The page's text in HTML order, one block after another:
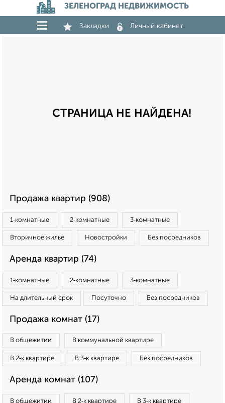
ЗЕЛЕНОГРАД НЕДВИЖИМОСТЬ
Закладки Личный кабинет
СТРАНИЦА НЕ НАЙДЕНА!
Продажа квартир (908)
1‑комнатные 2‑комнатные 3‑комнатные
Вторичное жилье Новостройки Без посредников
Аренда квартир (74)
1‑комнатные 2‑комнатные 3‑комнатные
На длительный срок Посуточно Без посредников
Продажа комнат (17)
В общежитии В коммунальной квартире
В 2‑к квартире В 3‑к квартире Без посредников
Аренда комнат (107)
В общежитии В 2‑к квартире В 3‑к квартире